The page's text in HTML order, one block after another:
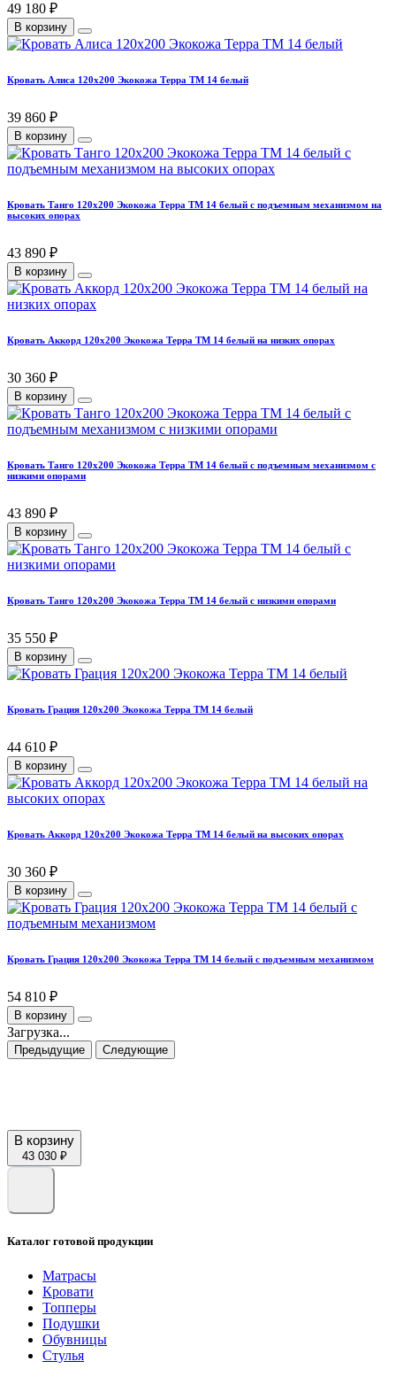
49 180 ₽
В корзину
Кровать Алиса 120х200 Экокожа Терра ТМ 14 белый
39 860 ₽
В корзину
Кровать Танго 120х200 Экокожа Терра ТМ 14 белый с подъемным механизмом на
высоких опорах
43 890 ₽
В корзину
Кровать Аккорд 120х200 Экокожа Терра ТМ 14 белый на низких опорах
30 360 ₽
В корзину
Кровать Танго 120х200 Экокожа Терра ТМ 14 белый с подъемным механизмом с
низкими опорами
43 890 ₽
В корзину
Кровать Танго 120х200 Экокожа Терра ТМ 14 белый с низкими опорами
35 550 ₽
В корзину
Кровать Грация 120х200 Экокожа Терра ТМ 14 белый
44 610 ₽
В корзину
Кровать Аккорд 120х200 Экокожа Терра ТМ 14 белый на высоких опорах
30 360 ₽
В корзину
Кровать Грация 120х200 Экокожа Терра ТМ 14 белый с подъемным механизмом
54 810 ₽
В корзину
Загрузка...
Предыдущие Следующие
В корзину
43 030 ₽
Каталог готовой продукции
Матрасы
Кровати
Топперы
Подушки
Обувницы
Стулья